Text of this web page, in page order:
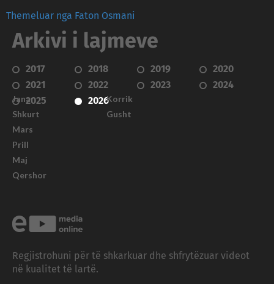
Themeluar nga Faton Osmani
Arkivi i lajmeve
2017 2018 2019
2020
2021
2022 2023
2024
2025
2026
Janar
Shkurt
Mars
Prill
Maj
Qershor
Korrik
Gusht
Regjistrohuni për të shkarkuar dhe shfrytëzuar videot
në kualitet të lartë.